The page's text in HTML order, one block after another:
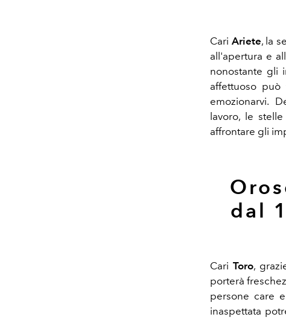
Cari Ariete, l a
all'apertura e
nonostante gli
affettuoso può
emozionarvi.
lavoro, le
affrontare gli
dal
Cari Toro,
porterà
persone care
inaspettata